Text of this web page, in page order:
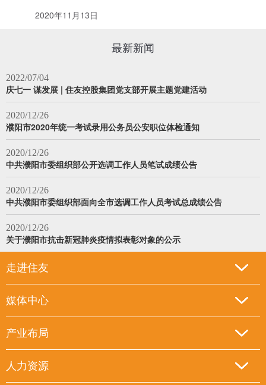
2020年11月13日
最新新闻
2022/07/04
庆七一 谋发展 | 住友控股集团党支部开展主题党建活动
2020/12/26
濮阳市2020年统一考试录用公务员公安职位体检通知
2020/12/26
中共濮阳市委组织部公开选调工作人员笔试成绩公告
2020/12/26
中共濮阳市委组织部面向全市选调工作人员考试总成绩公告
2020/12/26
关于濮阳市抗击新冠肺炎疫情拟表彰对象的公示
走进住友
媒体中心
产业布局
人力资源